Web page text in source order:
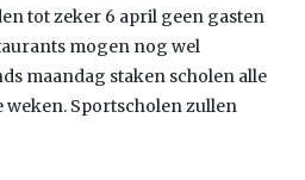
tot zeker 6 april geen gasten
mogen nog wel
maandag staken scholen alle
weken. Sportscholen zullen